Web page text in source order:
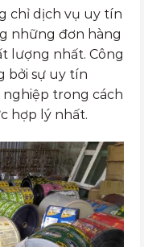
chỉ dịch vụ uy tín
những đơn hàng
lượng nhất. Công
bởi sự uy tín
trong cách
hợp lý nhất.